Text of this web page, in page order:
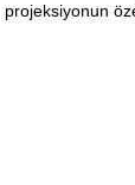
projeksiyonun